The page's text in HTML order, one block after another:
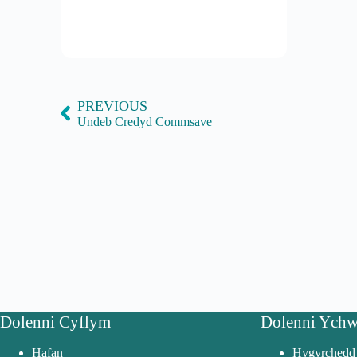
PREVIOUS
Undeb Credyd Commsave
Dolenni Cyflym
Hafan
Dolenni
Hygyrchedd